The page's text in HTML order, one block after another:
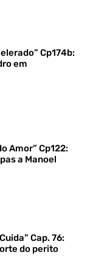
Cp174b:
em
Amor” Cp122:
a Manoel
Cap. 76:
do perito